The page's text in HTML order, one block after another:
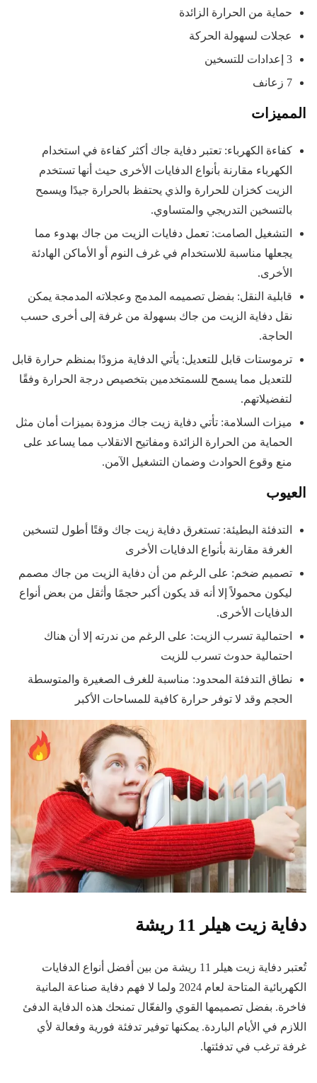
حماية من الحرارة الزائدة
عجلات لسهولة الحركة
3 إعدادات للتسخين
7 زعانف
المميزات
كفاءة الكهرباء: تعتبر دفاية جاك أكثر كفاءة في استخدام
الكهرباء مقارنة بأنواع الدفايات الأخرى حيث أنها تستخدم
الزيت كخزان للحرارة والذي يحتفظ بالحرارة جيدًا ويسمح
بالتسخين التدريجي والمتساوي.
التشغيل الصامت: تعمل دفايات الزيت من جاك بهدوء مما
يجعلها مناسبة للاستخدام في غرف النوم أو الأماكن الهادئة
الأخرى.
قابلية النقل: بفضل تصميمه المدمج وعجلاته المدمجة يمكن
نقل دفاية الزيت من جاك بسهولة من غرفة إلى أخرى حسب
الحاجة.
ترموستات قابل للتعديل: يأتي الدفاية مزودًا بمنظم حرارة قابل
للتعديل مما يسمح للسمتخدمين بتخصيص درجة الحرارة وفقًا
لتفضيلاتهم.
ميزات السلامة: تأتي دفاية زيت جاك مزودة بميزات أمان مثل
الحماية من الحرارة الزائدة ومفاتيح الانقلاب مما يساعد على
منع وقوع الحوادث وضمان التشغيل الآمن.
العيوب
التدفئة البطيئة: تستغرق دفاية زيت جاك وقتًا أطول لتسخين
الغرفة مقارنة بأنواع الدفايات الأخرى
تصميم ضخم: على الرغم من أن دفاية الزيت من جاك مصمم
ليكون محمولاً إلا أنه قد يكون أكبر حجمًا وأثقل من بعض أنواع
الدفايات الأخرى.
احتمالية تسرب الزيت: على الرغم من ندرته إلا أن هناك
احتمالية حدوث تسرب للزيت
نطاق التدفئة المحدود: مناسبة للغرف الصغيرة والمتوسطة
الحجم وقد لا توفر حرارة كافية للمساحات الأكبر
دفاية زيت هيلر 11 ريشة
تُعتبر دفاية زيت هيلر 11 ريشة من بين أفضل أنواع الدفايات
الكهربائية المتاحة لعام 2024 ولما لا فهم دفاية صناعة المانية
فاخرة. بفضل تصميمها القوي والفعّال تمنحك هذه الدفاية الدفئ
اللازم في الأيام الباردة. يمكنها توفير تدفئة فورية وفعالة لأي
غرفة ترغب في تدفئتها.